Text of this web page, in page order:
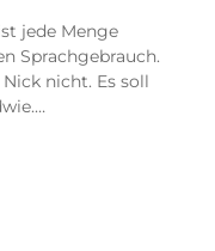
jede Menge
Sprachgebrauch.
nicht. Es soll